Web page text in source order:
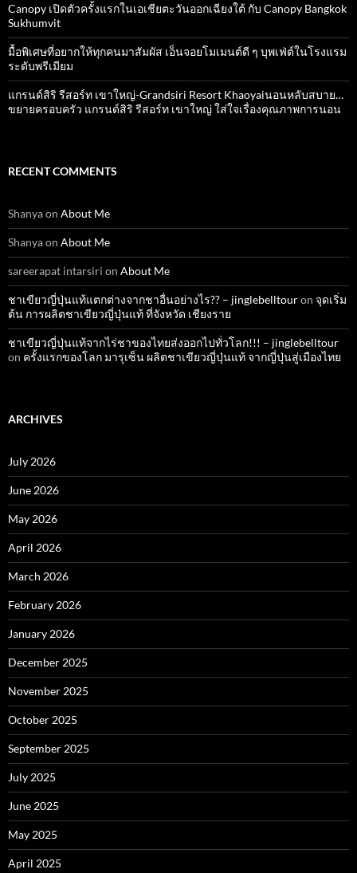
Canopy เปิดตัวครั้งแรกในเอเชียตะวันออกเฉียงใต้ กับ Canopy Bangkok
Sukhumvit
มื้อพิเศษที่อยากให้ทุกคนมาสัมผัส เอ็นจอยโมเมนต์ดี ๆ บุพเฟ่ต์ในโรงแรม
ระดับพรีเมียม
แกรนด์สิริ​ รีสอร์ท​ เขาใหญ่​-Grandsiri​ Resort​ Khaoyaiนอนหลับสบาย…
ขยายครอบครัว แกรนด์สิริ รีสอร์ท เขาใหญ่ ใส่ใจเรื่องคุณภาพการนอน
RECENT COMMENTS
Shanyaon About Me
Shanyaon About Me
sareerapat intarsiri on About Me
ชาเขียวญี่ปุ่นแท้แตกต่างจากชาอื่นอย่างไร?? – jinglebelltouron จุดเริ่ม
ต้น การผลิตชาเขียวญี่ปุ่นแท้ ที่จังหวัด เชียงราย
ชาเขียวญี่ปุ่นแท้จากไร่ชาของไทยส่งออกไปทั่วโลก!!! – jinglebelltour
on ครั้งแรกของโลก มารุเซ็น ผลิตชาเขียวญี่ปุ่นแท้ จากญี่ปุ่นสู่เมืองไทย
ARCHIVES
July 2026
June 2026
May 2026
April 2026
March 2026
February 2026
January 2026
December 2025
November 2025
October 2025
September 2025
July 2025
June 2025
May 2025
April 2025